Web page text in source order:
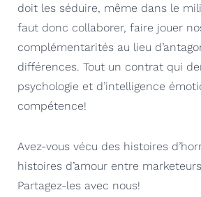
doit les séduire, même dans le
faut donc collaborer, faire jouer
complémentarités au lieu
différences. Tout un contrat qui
psychologie et d’intelligence
compétence!
Avez-vous vécu des histoires
histoires d’amour entre
Partagez-les avec nous!